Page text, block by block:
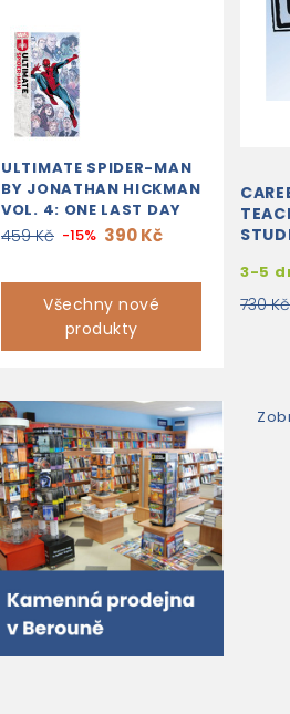
ULTIMATE SPIDER-MAN
BY JONATHAN HICKMAN
VOL. 4: ONE LAST DAY
459 Kč -15% 390 Kč
Všechny nové
produkty
3-5
730 Kč